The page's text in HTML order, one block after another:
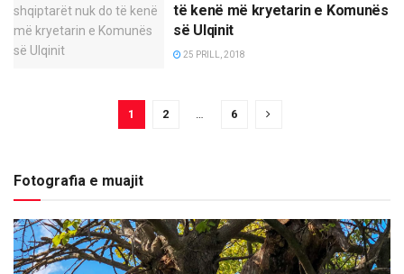
të kenë më kryetarin e Komunës
së Ulqinit
25 PRILL, 2018
1 2 … 6
Fotografia e muajit